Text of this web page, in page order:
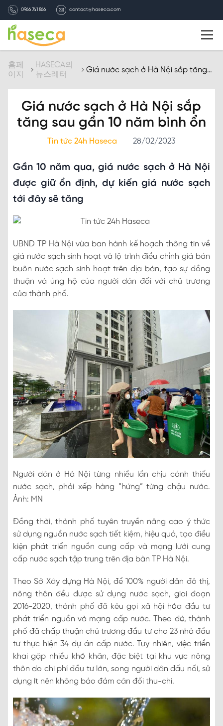
0966 741 866 contact@haseca.com
자기소개
HASECA 선택
서비스
HASECA의 뉴스레터
연락처
홈페
이지
HASECA의
뉴스레터
Giá nước sạch ở Hà Nội sắp tăng
Giá nước sạch ở Hà Nội sắp
tăng sau gần 10 năm bình ổn
Tin tức 24h Haseca 28/02/2023
Gần 10 năm qua, giá nước sạch ở Hà Nội
được giữ ổn định, dự kiến giá nước sạch
tới đây sẽ tăng
UBND TP Hà Nội vừa ban hành kế hoạch thông tin về
giá nước sạch sinh hoạt và lộ trình điều chỉnh giá bán
buôn nước sạch sinh hoạt trên địa bàn, tạo sự đồng
thuận và ủng hộ của người dân đối với chủ trương
của thành phố.
Người dân ở Hà Nội từng nhiều lần chịu cảnh thiếu
nước sạch, phải xếp hàng “hứng” từng chậu nước.
Ảnh: MN
Đồng thời, thành phố tuyên truyền nâng cao ý thức
sử dụng nguồn nước sạch tiết kiệm, hiệu quả, tạo điều
kiện phát triển nguồn cung cấp và mạng lưới cung
cấp nước sạch tập trung trên địa bàn TP Hà Nội.
Theo Sở Xây dựng Hà Nội, để 100% người dân đô thị,
nông thôn đều được sử dụng nước sạch, giai đoạn
2016-2020, thành phố đã kêu gọi xã hội hóa đầu tư
phát triển nguồn và mạng cấp nước. Theo đó, thành
phố đã chấp thuận chủ trương đầu tư cho 23 nhà đầu
tư thực hiện 34 dự án cấp nước. Tuy nhiên, việc triển
khai gặp nhiều khó khăn, đặc biệt tại khu vực nông
thôn do chi phí đầu tư lớn, song người dân đấu nối, sử
dụng ít nên không bảo đảm cân đối thu-chi.